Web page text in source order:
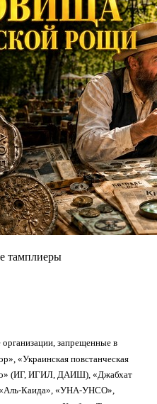
тамплиеры
запрещенные в
«Украинская повстанческая
(ИГ, ИГИЛ, ДАИШ), «Джабхат
Каида», «УНА-УНСО»,